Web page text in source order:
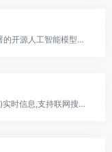
您可以在任何地方进行微调、提炼和部署的开源人工智能模型。我们最新的指令调整模型有 80 亿、700 亿和 4050 亿版本可用。
xAI 推出的 AI 对话助手,深度整合 X(推特)实时信息,支持联网搜索、图像生成与推理。